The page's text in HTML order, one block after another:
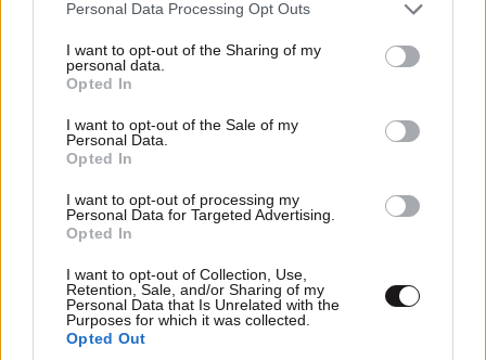
Please note that this website/app uses one or more Google
not limited to your visit or usage behaviour. You may click to
grant or deny consent to Google and its third-party tags to
use your data for below specified purposes in below Google
consent section.
Personal Data Processing Opt Outs
I want to opt-out of the Sharing of my
personal data.
Opted In
I want to opt-out of the Sale of my
Personal Data.
Opted In
I want to opt-out of processing my
Personal Data for Targeted Advertising.
Opted In
I want to opt-out of Collection, Use,
Retention, Sale, and/or Sharing of my
Personal Data that Is Unrelated with the
Purposes for which it was collected.
Opted Out
Xαρακτήρες: 0/1000
Διαβάστε και ακολουθήστε τους κανόνες σχολιασμού
ΠΡΟΣΘΗΚΗ
Δημήτριος βαρβουτης 10·06·2026 02:41